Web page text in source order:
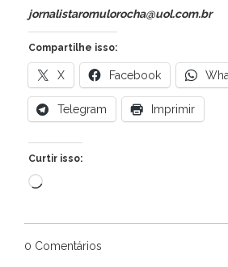
jornalistaromulorocha@uol.com.br
Compartilhe isso:
X Facebook
Telegram Imprimir
Curtir isso:
Carregando...
0 Comentários